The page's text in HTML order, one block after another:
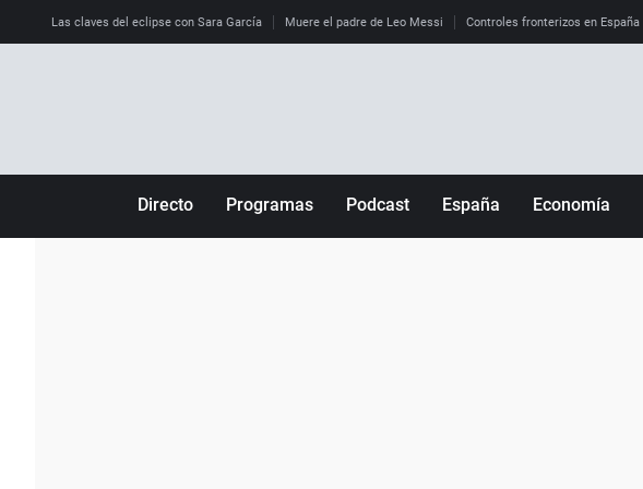
Las claves del eclipse con Sara García Muere el padre de Leo Messi Controles fronterizos en España
Directo Programas Podcast España Economía